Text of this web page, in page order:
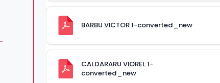
BARBU VICTOR 1-converted_new
CALDARARU VIOREL 1-
converted_new